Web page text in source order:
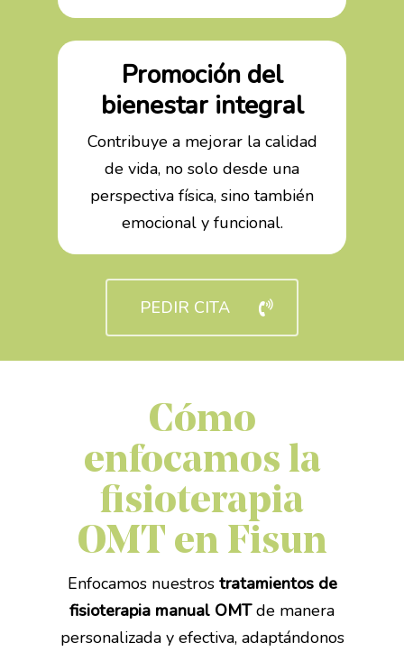
Promoción del
bienestar integral
Contribuye a mejorar la calidad
de vida, no solo desde una
perspectiva física, sino también
emocional y funcional.
PEDIR CITA
Cómo
enfocamos la
fisioterapia
OMT en Fisun
Enfocamos nuestros tratamientos de
fisioterapia manual OMTde manera
personalizada y efectiva, adaptándonos